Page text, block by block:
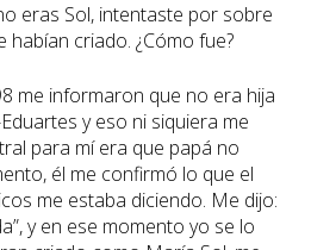
eras Sol, intentaste por sobre
criado. ¿Cómo fue?
me informaron que no era hija
y eso ni siquiera me
para mí era que papá no
él me confirmó lo que el
me estaba diciendo. Me dijo:
y en ese momento yo se lo